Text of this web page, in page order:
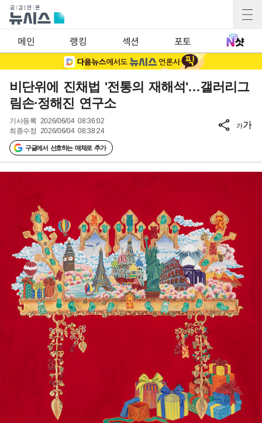
메인 랭킹 섹션 포토
비단위에 진채법 '전통의 재해석'…갤러리그
림손·정해진 연구소
기사등록 2026/06/04 08:36:02
최종수정 2026/06/04 08:38:24
구글에서 선호하는 매체로 추가
가가